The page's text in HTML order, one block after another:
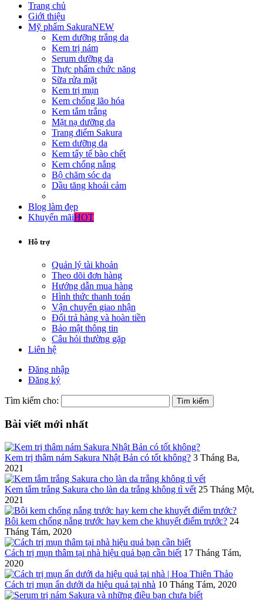
Trang chủ
Giới thiệu
Mỹ phẩm SakuraNEW
Kem dưỡng trắng da
Kem trị nám
Serum dưỡng da
Thực phẩm chức năng
Sữa rửa mặt
Kem trị mụn
Kem chống lão hóa
Kem tắm trắng
Mặt nạ dưỡng da
Trang điểm Sakura
Kem dưỡng da
Kem tẩy tế bào chết
Kem chống nắng
Bộ chăm sóc da
Dầu tăng khoái cảm
Blog làm đẹp
Khuyến mãiHOT
Hỗ trợ
Quản lý tài khoản
Theo dõi đơn hàng
Hướng dẫn mua hàng
Hình thức thanh toán
Vận chuyển giao nhận
Đổi trả hàng và hoàn tiền
Bảo mật thông tin
Câu hỏi thường gặp
Liên hệ
Đăng nhập
Đăng ký
Tìm kiếm cho:
Bài viết mới nhất
Kem trị thâm nám Sakura Nhật Bản có tốt không? 3 Tháng Ba,
2021
Kem tắm trắng Sakura cho làn da trắng không tì vết 25 Tháng Một,
2021
Bôi kem chống nắng trước hay kem che khuyết điểm trước? 24
Tháng Tám, 2020
Cách trị mụn thâm tại nhà hiệu quả bạn cần biết 17 Tháng Tám,
2020
Cách trị mụn ẩn dưới da hiệu quả tại nhà 10 Tháng Tám, 2020